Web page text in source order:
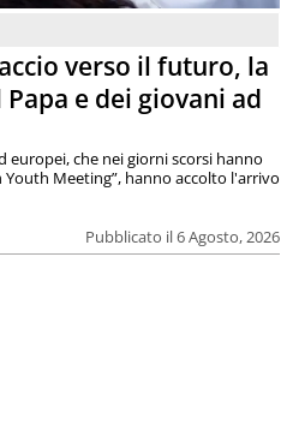
verso il futuro, la
e dei giovani ad
Pubblicato il 6 Agosto, 2026
europei, che nei giorni scorsi hanno
Youth Meeting”, hanno accolto l'arrivo